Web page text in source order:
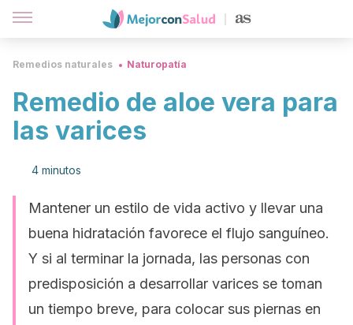
Remedios naturales Naturopatía
Remedio de aloe vera para
las varices
4 minutos
Mantener un estilo de vida activo y llevar una
buena hidratación favorece el flujo sanguíneo.
Y si al terminar la jornada, las personas con
predisposición a desarrollar varices se toman
un tiempo breve, para colocar sus piernas en